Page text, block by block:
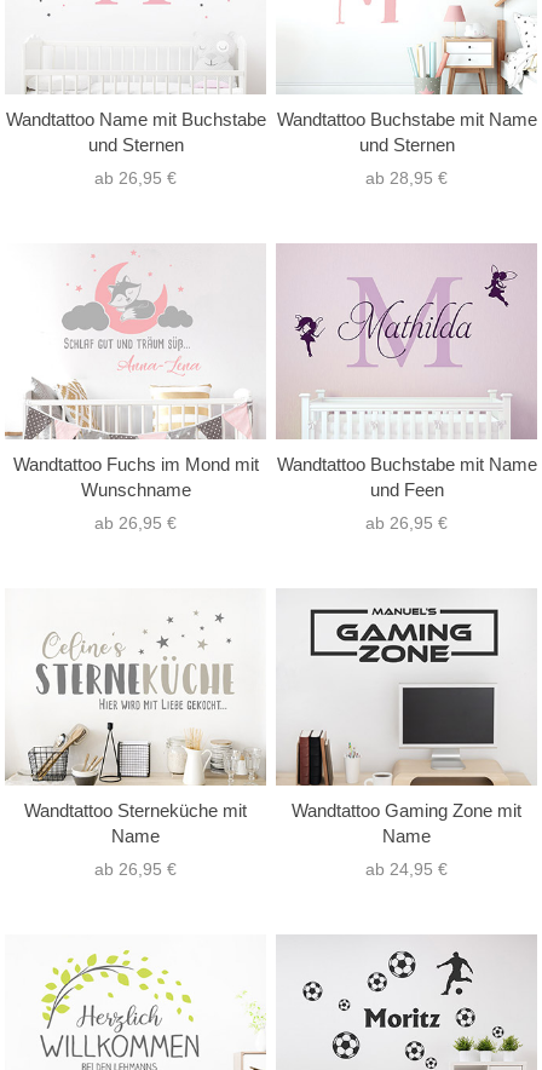
Wandtattoo Name mit Buchstabe
und Sternen
ab 26,95 €
Wandtattoo Buchstabe mit Name
und Sternen
ab 28,95 €
Wandtattoo Fuchs im Mond mit
Wunschname
ab 26,95 €
Wandtattoo Buchstabe mit Name
und Feen
ab 26,95 €
Wandtattoo Sterneküche mit
Name
ab 26,95 €
Wandtattoo Gaming Zone mit
Name
ab 24,95 €